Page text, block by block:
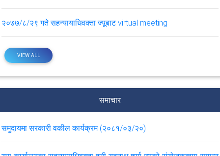
२०७७/८/२९ गते सहन्यायाधिवक्ता ज्यूबाट virtual meeting
VIEW ALL
समाचार
समुदायमा सरकारी वकील कार्यक्रम (२०८१/०३/२०)